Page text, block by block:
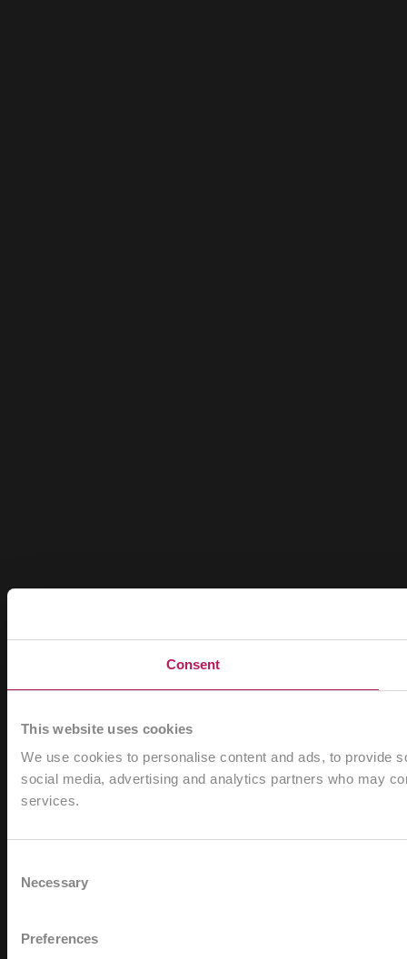
Consent
This website uses cookies
We use cookies to personalise content and ads, to provide
social media, advertising and analytics partners who may
services.
Selection
Necessary
Preferences